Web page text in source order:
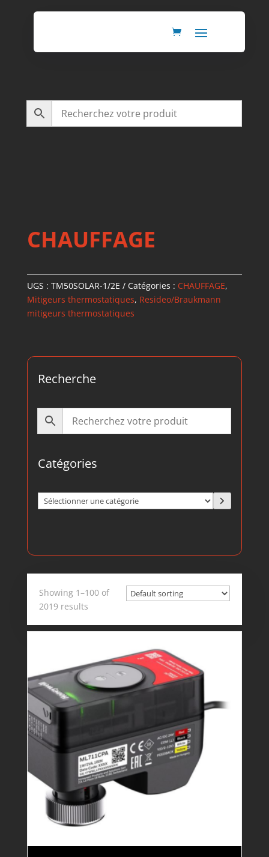
CHAUFFAGE
UGS : TM50SOLAR-1/2E Catégories : CHAUFFAGE,
Mitigeurs thermostatiques, Resideo/Braukmann
mitigeurs thermostatiques
Recherche
Catégories
Sélectionner
une
Showing 1–100 of
2019 results